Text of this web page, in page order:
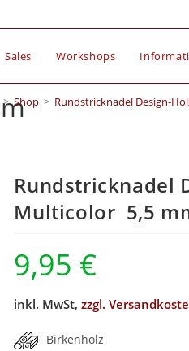
Sales Workshops
> Shop > Rundstricknadel Design-
Rundstricknadel
Multicolor 5,5
9,95 €
inkl. MwSt,zzgl.
Birkenholz